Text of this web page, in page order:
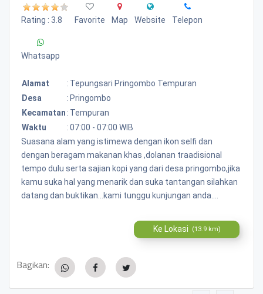
Rating : 3.8 Favorite Map Website Telepon
Whatsapp
Alamat : Tepungsari Pringombo Tempuran
Desa
: Pringombo
Kecamatan : Tempuran
Waktu
:07:00 - 07:00 WIB
Suasana alam yang istimewa dengan ikon selfi dan
dengan beragam makanan khas ,dolanan traadisional
tempo dulu serta sajian kopi yang dari desa pringombo,jika
kamu suka hal yang menarik dan suka tantangan silahkan
datang dan buktikan...kami tunggu kunjungan anda....
Ke Lokasi (13.9 km)
Bagikan: